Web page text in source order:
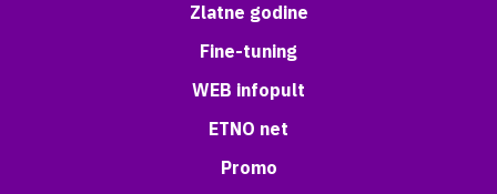
Zlatne godine
Fine-tuning
WEB infopult
ETNO net
Promo